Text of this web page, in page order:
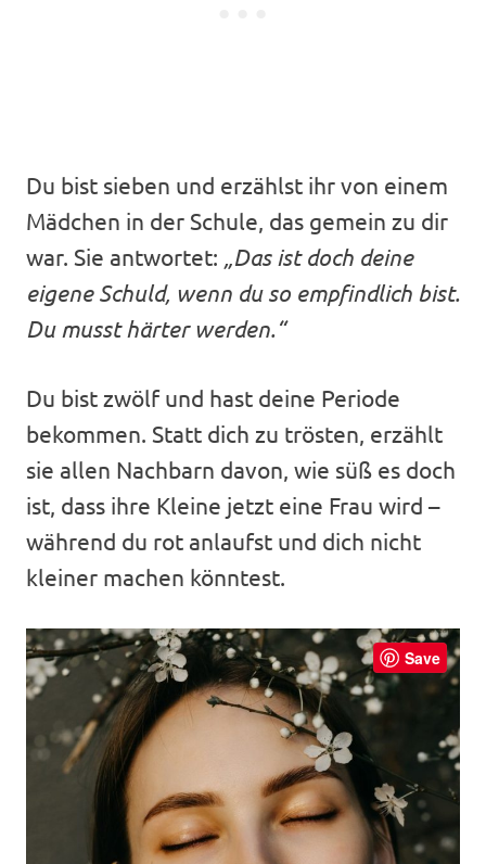
Du bist sieben und erzählst ihr von einem
Mädchen in der Schule, das gemein zu dir
war. Sie antwortet: „Das ist doch deine
eigene Schuld, wenn du so empfindlich bist.
Du musst härter werden.“
Du bist zwölf und hast deine Periode
bekommen. Statt dich zu trösten, erzählt
sie allen Nachbarn davon, wie süß es doch
ist, dass ihre Kleine jetzt eine Frau wird –
während du rot anlaufst und dich nicht
kleiner machen könntest.
Save